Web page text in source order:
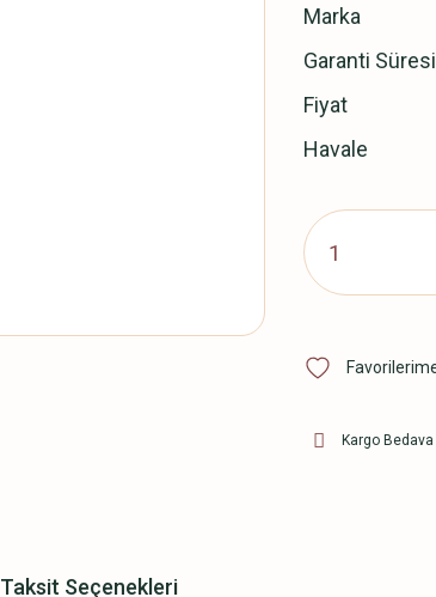
Marka
Garanti Süresi
Fiyat
Havale
Kargo Bedava
Taksit Seçenekleri